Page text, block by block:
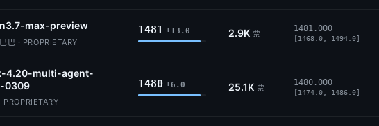
max-preview
巴 · PROPRIETARY
1481 ±13.0 2.9K 票
1481.000
[1468.0, 1494.0]
4.20-multi-agent-
0309
PROPRIETARY
1480 ±6.0 25.1K 票
1480.000
[1474.0, 1486.0]